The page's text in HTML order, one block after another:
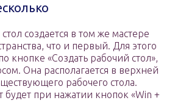
создается в том же мастере
что и первый. Для этого
кнопке «Создать рабочий стол»,
Она располагается в верхней
рабочего стола.
будет при нажатии кнопок «Win +